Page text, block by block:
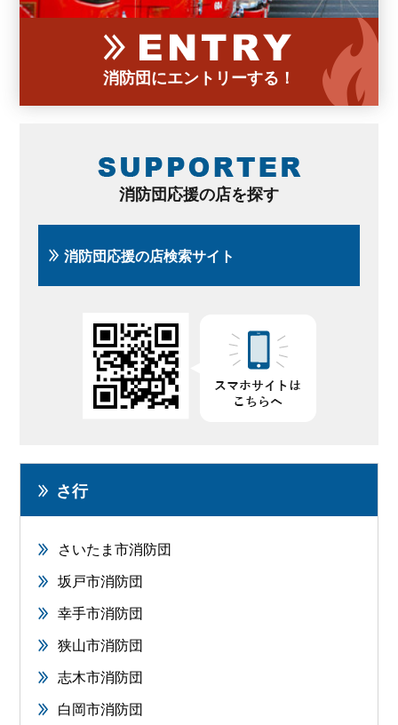
消防団にエントリーする！
消防団応援の店を探す
消防団応援の店検索サイト
さ行
さいたま市消防団
坂戸市消防団
幸手市消防団
狭山市消防団
志木市消防団
白岡市消防団